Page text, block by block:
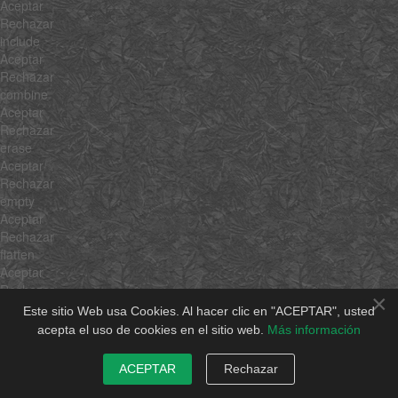
×
Este sitio Web usa Cookies. Al hacer clic en "ACEPTAR", usted
acepta el uso de cookies en el sitio web. Más información
ACEPTAR Rechazar
Aceptar
Rechazar
include
Aceptar
Rechazar
combine
Aceptar
Rechazar
erase
Aceptar
Rechazar
empty
Aceptar
Rechazar
flatten
Aceptar
Rechazar
Aceptar